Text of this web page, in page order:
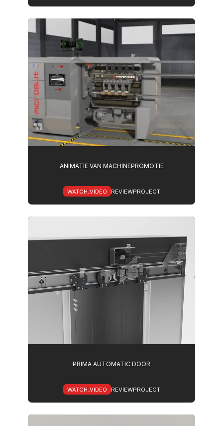
ANIMATIE VAN MACHINEPROMOTIE
WATCH_VIDEO REVIEWPROJECT
PRIMA AUTOMATIC DOOR
WATCH_VIDEO REVIEWPROJECT